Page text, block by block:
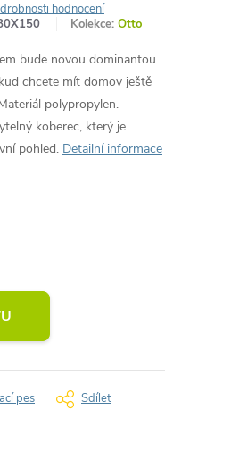
hodnocení
Kolekce: Otto
bude novou dominantou
chcete mít domov ještě
polypropylen.
koberec, který je
pohled. Detailní informace
pes Sdílet